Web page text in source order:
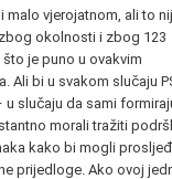
malo vjerojatnom, ali to
okolnosti i zbog 123
je puno u ovakvim
Ali bi u svakom slučaju
u slučaju da sami
morali tražiti
kako bi mogli
prijedloge. Ako ovoj